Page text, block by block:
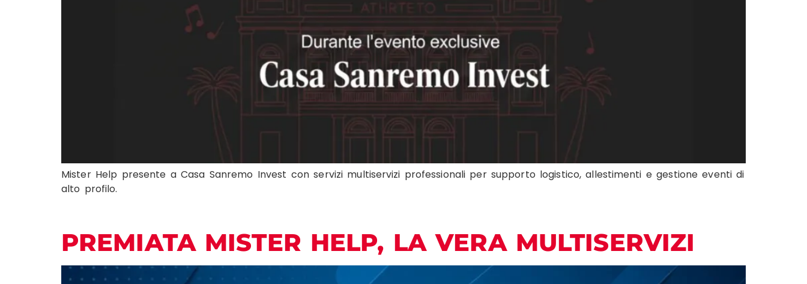
Mister Help presente a Casa Sanremo Invest con servizi multiservizi professionali per supporto logistico, allestimenti e gestione eventi di
alto profilo.
PREMIATA MISTER HELP, LA VERA MULTISERVIZI